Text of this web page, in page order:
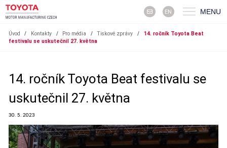
EN MENU
Úvod / Kontakty / Pro média / Tiskové zprávy /
14. ročník Toyota Beat
festivalu se uskutečnil 27. května
14. ročník Toyota Beat festivalu se
uskutečnil 27. května
30. 5. 2023